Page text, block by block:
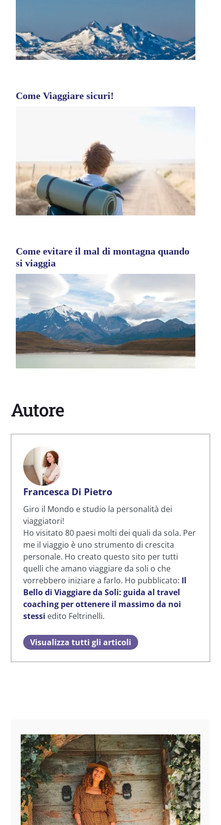
Come Viaggiare sicuri!
Come evitare il mal di montagna quando
si viaggia
Autore
Francesca Di Pietro
Giro il Mondo e studio la personalità dei
viaggiatori!
Ho visitato 80 paesi molti dei quali da sola. Per
me il viaggio è uno strumento di crescita
personale. Ho creato questo sito per tutti
quelli che amano viaggiare da soli o che
vorrebbero iniziare a farlo. Ho pubblicato: Il
Bello di Viaggiare da Soli: guida al travel
coaching per ottenere il massimo da noi
stessi edito Feltrinelli.
Visualizza tutti gli articoli